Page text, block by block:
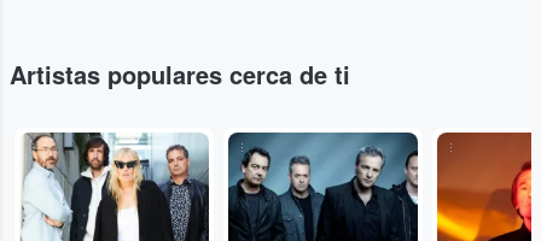
Artistas populares cerca de ti
... ... ...